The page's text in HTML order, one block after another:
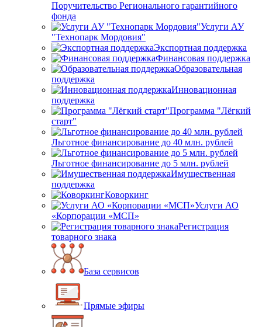
Поручительство Регионального гарантийного
фонда
Услуги АУ
"Технопарк Мордовия"
Экспортная поддержка
Финансовая поддержка
Образовательная
поддержка
Инновационная
поддержка
Программа "Лёгкий
старт"
Льготное финансирование до 40 млн. рублей
Льготное финансирование до 5 млн. рублей
Имущественная
поддержка
Коворкинг
Услуги АО
«Корпорации «МСП»
Регистрация
товарного знака
База сервисов
Прямые эфиры